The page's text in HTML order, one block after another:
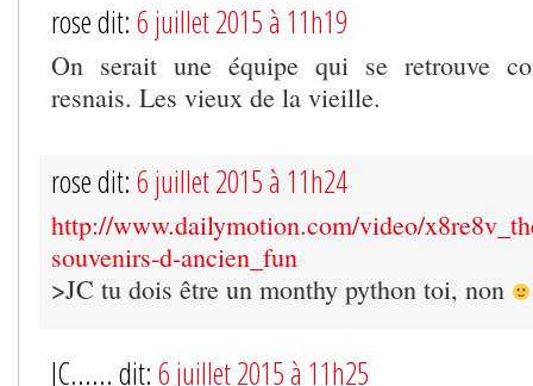
rose dit: 6 juillet 2015 à 11h19
On serait une équipe qui se retrouve
resnais. Les vieux de la vieille.
rose dit: 6 juillet 2015 à 11h24
http://www.dailymotion.com/video/
souvenirs-d-ancien_fun
>JC tu dois être un monthy python toi, non
JC...... dit: 6 juillet 2015 à 11h25